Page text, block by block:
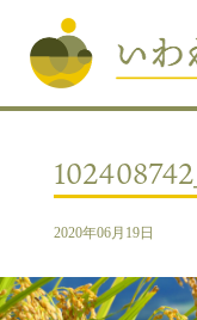
2020年06月19日